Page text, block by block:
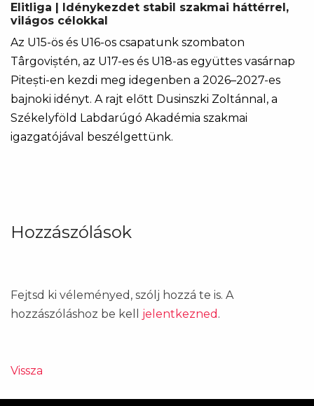
Elitliga | Idénykezdet stabil szakmai háttérrel,
világos célokkal
Az U15-ös és U16-os csapatunk szombaton
Târgoviștén, az U17-es és U18-as együttes vasárnap
Pitești-en kezdi meg idegenben a 2026–2027-es
bajnoki idényt. A rajt előtt Dusinszki Zoltánnal, a
Székelyföld Labdarúgó Akadémia szakmai
igazgatójával beszélgettünk.
Hozzászólások
Fejtsd ki véleményed, szólj hozzá te is. A
hozzászóláshoz be kell jelentkezned .
Vissza